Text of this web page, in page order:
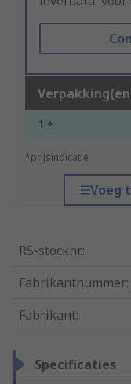
1 +
*prijsindicatie
Voeg
RS-stocknr.:
Fabrikantnummer:
Fabrikant:
Specificaties